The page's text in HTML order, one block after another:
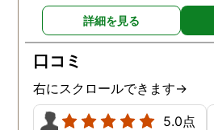
る探偵事務所さんだと、あ
らためて思いました。 事務
所の皆様にお世話になった
ので、クチコミの方書かせ
ていただきます。ありがと
うございました。
詳細を見る
口コミ
右にスクロールできます→
5.0点